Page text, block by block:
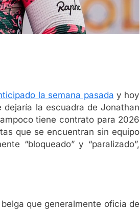
la semana pasada y hoy
la escuadra de Jonathan
tiene contrato para 2026
que se encuentran sin equipo
“bloqueado” y “paralizado”,
que generalmente oficia de